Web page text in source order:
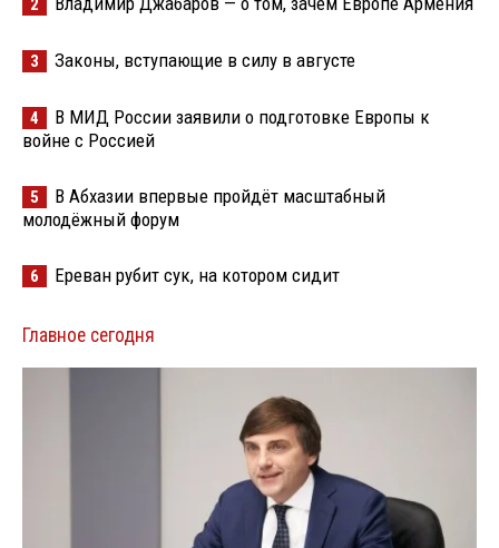
2
3 Законы, вступающие в силу в августе
4
В МИД России заявили о подготовке Европы к
войне с Россией
5
В Абхазии впервые пройдёт масштабный
молодёжный форум
6 Ереван рубит сук, на котором сидит
Главное сегодня